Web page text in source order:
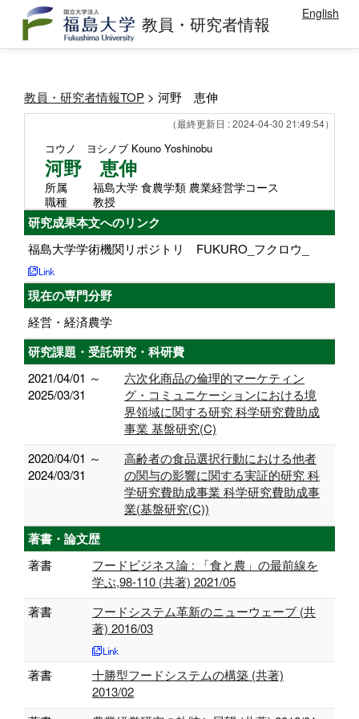
教員・研究者情報 English
教員・研究者情報TOP > 河野 恵伸
（最終更新日 : 2024-04-30 21:49:54）
コウノ ヨシノブ Kouno Yoshinobu
河野 恵伸
所属
福島大学 食農学類 農業経営学コース
職種
教授
研究成果本文へのリンク
福島大学学術機関リポジトリ FUKURO_フクロウ_
現在の専門分野
経営・経済農学
研究課題・受託研究・科研費
2021/04/01 ～
2025/03/31
六次化商品の倫理的マーケティン
グ・コミュニケーションにおける境
界領域に関する研究 科学研究費助成
事業 基盤研究(C)
2020/04/01 ～
2024/03/31
高齢者の食品選択行動における他者
の関与の影響に関する実証的研究 科
学研究費助成事業 科学研究費助成事
業(基盤研究(C))
著書・論文歴
著書
フードビジネス論 : 「食と農」の最前線を
学ぶ,98-110 (共著) 2021/05
著書
フードシステム革新のニューウェーブ (共
著) 2016/03
著書
十勝型フードシステムの構築 (共著)
2013/02